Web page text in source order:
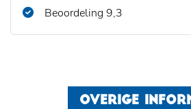
Beoordeling 9,3
OVERIGE